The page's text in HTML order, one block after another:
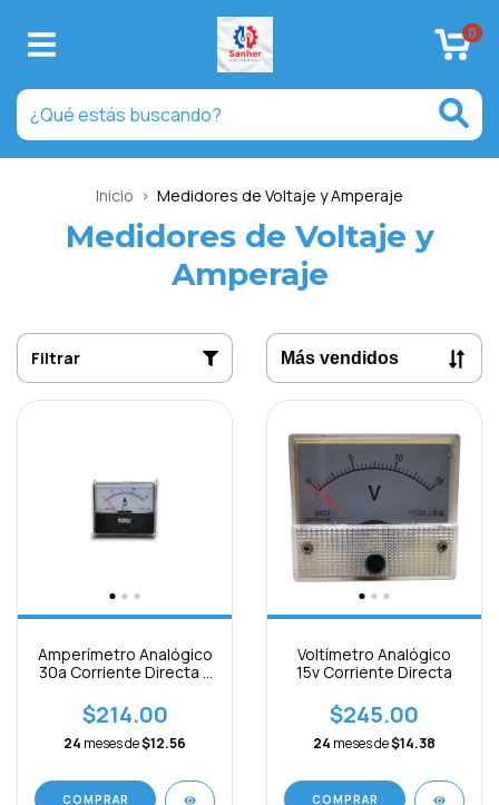
0
Inicio > Medidores de Voltaje y Amperaje
Medidores de Voltaje y
Amperaje
Filtrar
Amperímetro Analógico
30a Corriente Directa Y
$214.00
24 meses de$12.56
Voltímetro Analógico
15v Corriente Directa
$245.00
24 meses de$14.38